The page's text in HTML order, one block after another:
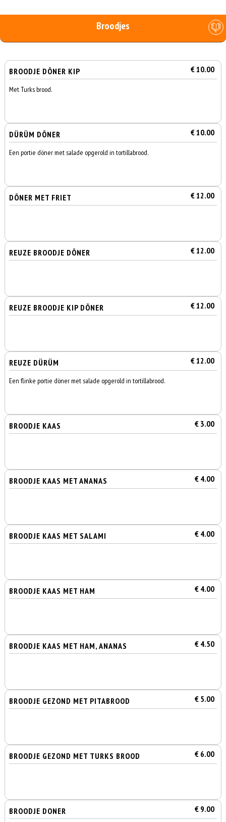
Broodjes
BROODJE DÖNER KIP € 10.00
Met Turks brood.
DÜRÜM DÖNER € 10.00
Een portie döner met salade opgerold in tortillabrood.
DÖNER MET FRIET € 12.00
REUZE BROODJE DÖNER € 12.00
REUZE BROODJE KIP DÖNER € 12.00
REUZE DÜRÜM € 12.00
Een flinke portie döner met salade opgerold in tortillabrood.
BROODJE KAAS € 3.00
BROODJE KAAS MET ANANAS € 4.00
BROODJE KAAS MET SALAMI € 4.00
BROODJE KAAS MET HAM € 4.00
BROODJE KAAS MET HAM, ANANAS € 4.50
BROODJE GEZOND MET PITABROOD € 5.00
BROODJE GEZOND MET TURKS BROOD € 6.00
BROODJE DONER € 9.00